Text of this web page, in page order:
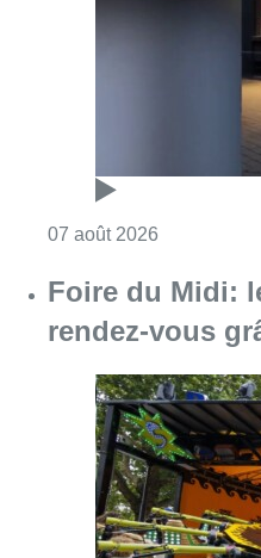
07 août 2026
Foire du Midi:
rendez-vous